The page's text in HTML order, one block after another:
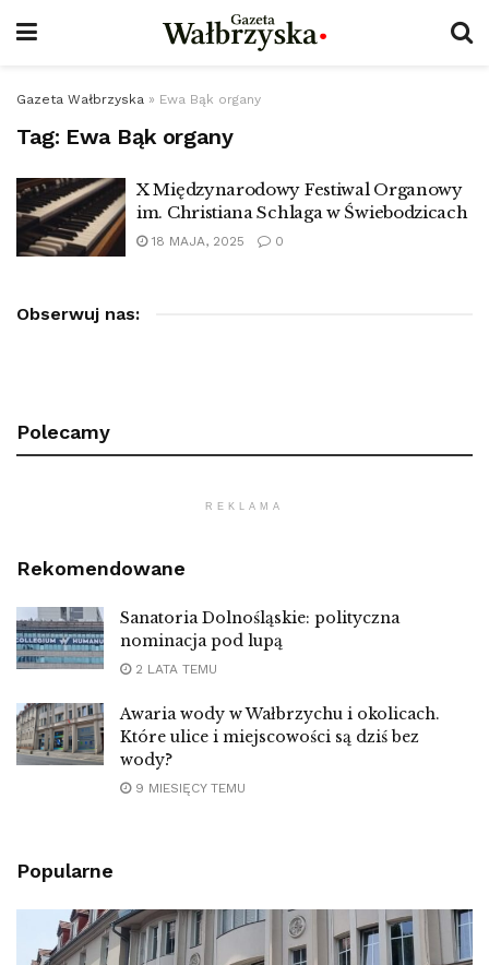
Gazeta Wałbrzyska » Ewa Bąk organy
Tag: Ewa Bąk organy
X Międzynarodowy Festiwal Organowy
im. Christiana Schlaga w Świebodzicach
18 MAJA, 2025 0
Obserwuj nas:
Polecamy
REKLAMA
Rekomendowane
Sanatoria Dolnośląskie: polityczna
nominacja pod lupą
2 LATA TEMU
Awaria wody w Wałbrzychu i okolicach.
Które ulice i miejscowości są dziś bez
wody?
9 MIESIĘCY TEMU
Popularne